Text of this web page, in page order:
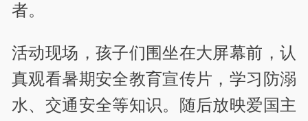
者。
活动现场，孩子们围坐在大屏幕前，认
真观看暑期安全教育宣传片，学习防溺
水、交通安全等知识。随后放映爱国主